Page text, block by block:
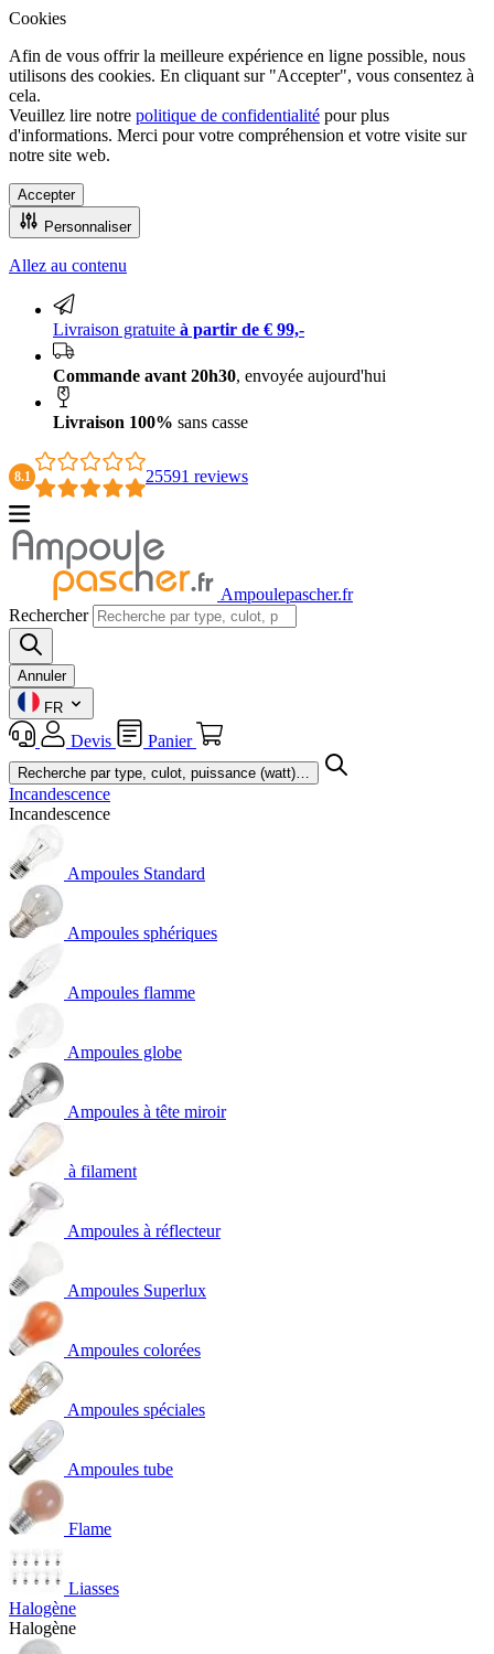
Cookies
Afin de vous offrir la meilleure expérience en ligne possible, nous
utilisons des cookies. En cliquant sur "Accepter", vous consentez à
cela.
Veuillez lire notre politique de confidentialité pour plus
d'informations. Merci pour votre compréhension et votre visite sur
notre site web.
Accepter
Personnaliser
Livraison 100% sans casse
Allez au contenu
Livraison gratuite à partir de € 99,-
Commande avant 20h30, envoyée aujourd'hui
Livraison 100% sans casse
8.1 25591 reviews
Ampoulepascher.fr
Rechercher
Annuler
FR
Devis Panier
Incandescence
Incandescence
Ampoules Standard
Ampoules sphériques
Ampoules flamme
Ampoules globe
Ampoules à tête miroir
à filament
Ampoules à réflecteur
Ampoules Superlux
Ampoules colorées
Ampoules spéciales
Ampoules tube
Flame
Liasses
Halogène
Halogène